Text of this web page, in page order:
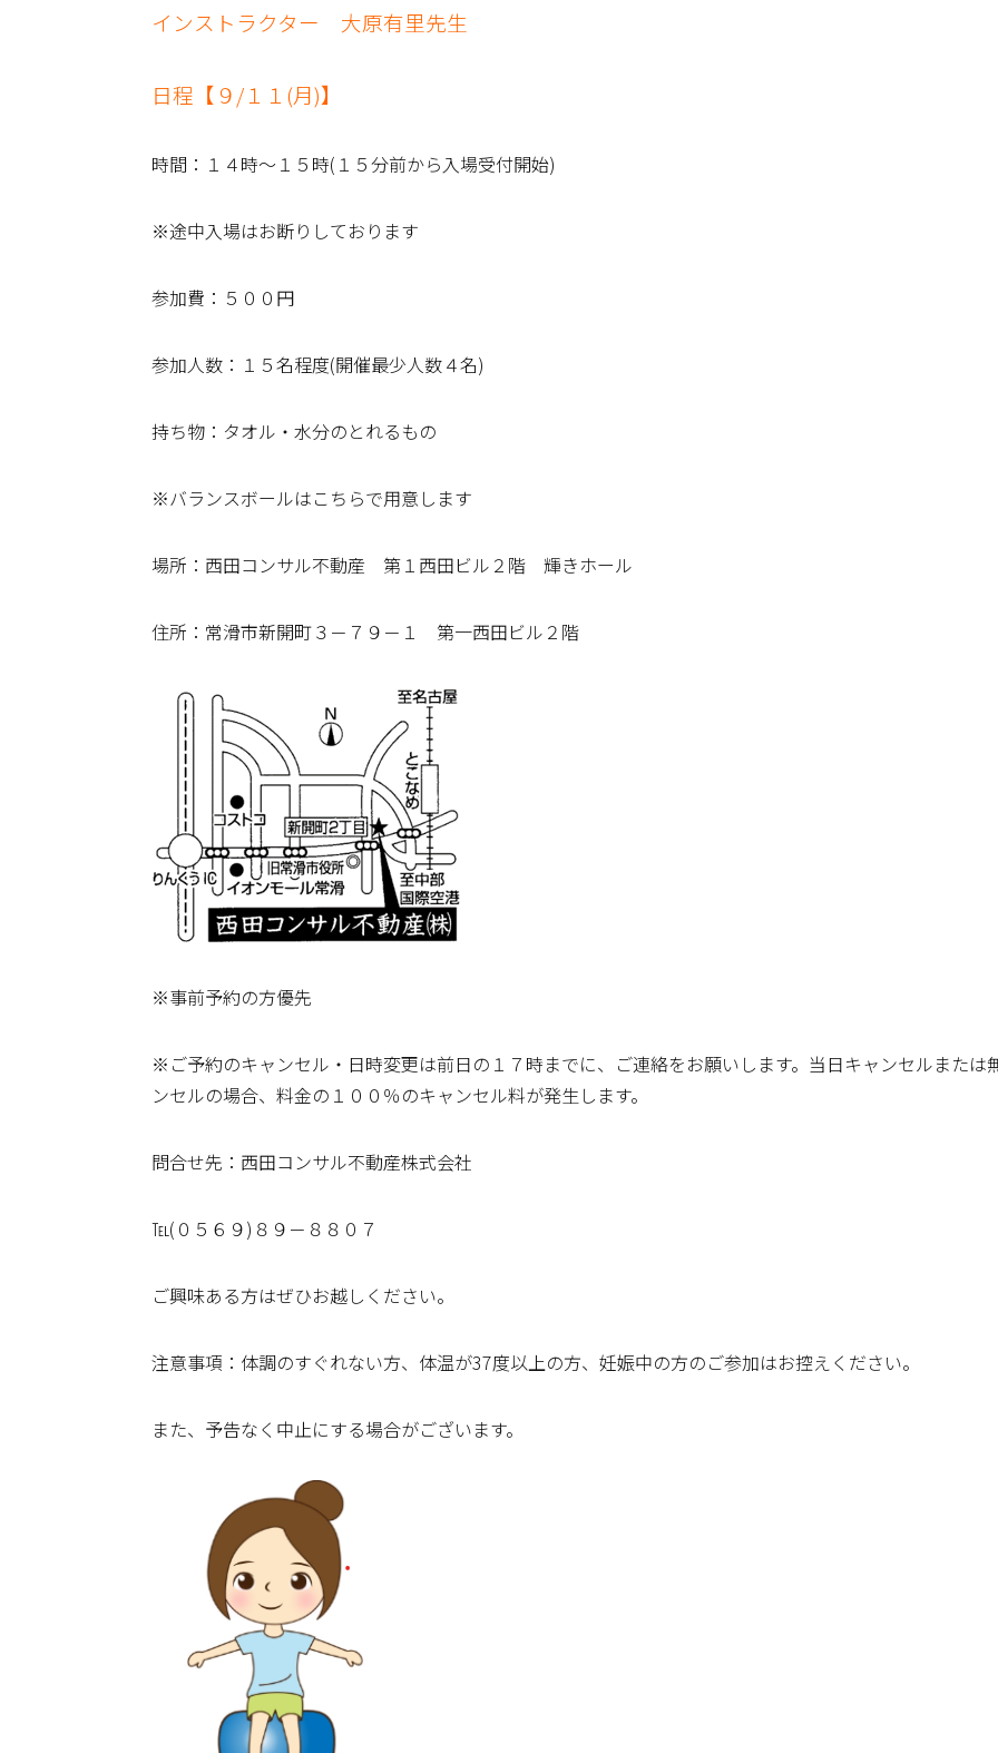
インストラクター 大原有里先生
日程【９/１１(月)】
時間：１４時～１５時(１５分前から入場受付開始)
※途中入場はお断りしております
参加費：５００円
参加人数：１５名程度(開催最少人数４名)
持ち物：タオル・水分のとれるもの
※バランスボールはこちらで用意します
場所：西田コンサル不動産 第１西田ビル２階 輝きホール
住所：常滑市新開町３－７９－１ 第一西田ビル２階
※事前予約の方優先
※ご予約のキャンセル・日時変更は前日の１７時までに、ご連絡をお願いします。当日キャンセルまたは
ンセルの場合、料金の１００％のキャンセル料が発生します。
問合せ先：西田コンサル不動産株式会社
℡(０５６９)８９－８８０７
ご興味ある方はぜひお越しください。
注意事項：体調のすぐれない方、体温が37度以上の方、妊娠中の方のご参加はお控えください。
また、予告なく中止にする場合がございます。